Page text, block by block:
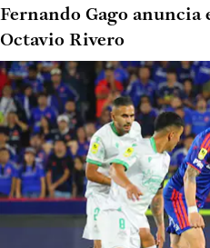
Fernando Gago anuncia
Octavio Rivero